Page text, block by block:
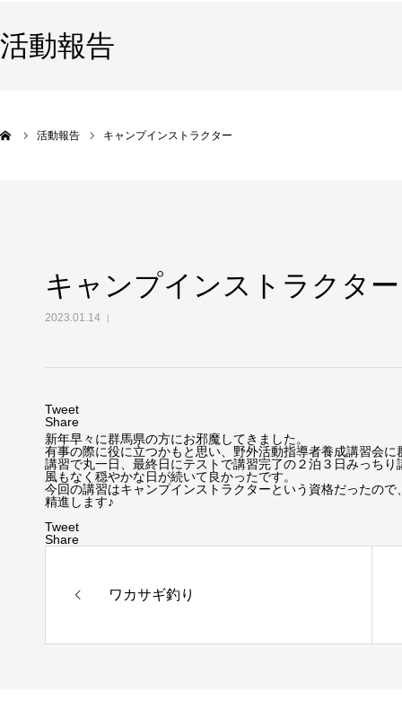
活動報告
活動報告 キャンプインストラクター
キャンプインストラクター
2023.01.14
Tweet
Share
新年早々に群馬県の方にお邪魔してきました。
有事の際に役に立つかもと思い、野外活動指導者養成講習会
講習で丸一日、最終日にテストで講習完了の２泊３日みっちり
風もなく穏やかな日が続いて良かったです。
今回の講習はキャンプインストラクターという資格だったの
精進します♪
Tweet
Share
ワカサギ釣り